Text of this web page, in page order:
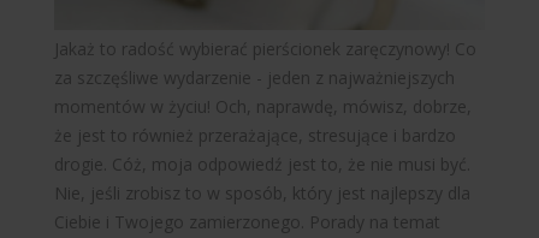
ROREN
Jakaż to radość wybierać pierścionek zaręczynowy! Co
za szczęśliwe wydarzenie - jeden z najważniejszych
momentów w życiu! Och, naprawdę, mówisz, dobrze,
że jest to również przerażające, stresujące i bardzo
drogie. Cóż, moja odpowiedź jest to, że nie musi być.
Nie, jeśli zrobisz to w sposób, który jest najlepszy dla
Ciebie i Twojego zamierzonego. Porady na temat